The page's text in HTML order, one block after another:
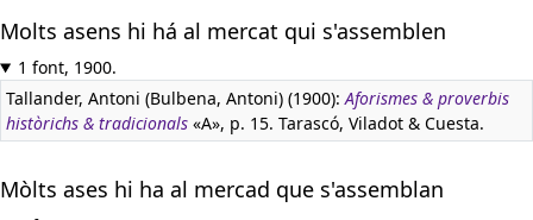
Molts asens hi há al mercat qui s'assemblen
1 font, 1900.
Tallander, Antoni (Bulbena, Antoni) (1900):Aforismes & proverbis
històrichs & tradicionals «A», p. 15. Tarascó, Viladot & Cuesta.
Mòlts ases hi ha al mercad que s'assemblan